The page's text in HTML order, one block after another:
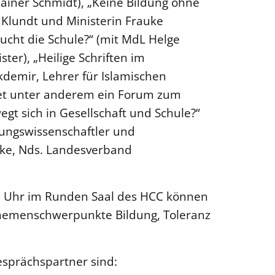
und Ministerin Frauke
die Schule?“ (mit MdL Helge
„Heilige Schriften im
Lehrer für Islamischen
unter anderem ein Forum zum
sich in Gesellschaft und Schule?“
und
Nds. Landesverband
im Runden Saal des HCC können
Bildung, Toleranz
sind: